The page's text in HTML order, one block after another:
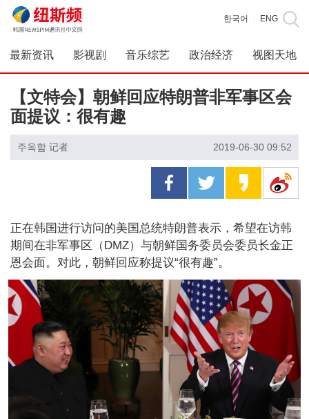
한국어 ENG
最新资讯 影视剧 音乐综艺 政治经济 视图天地
【文特会】朝鲜回应特朗普非军事区会
面提议：很有趣
주옥함 记者 2019-06-30 09:52
正在韩国进行访问的美国总统特朗普表示，希望在访韩
期间在非军事区（DMZ）与朝鲜国务委员会委员长金正
恩会面。对此，朝鲜回应称提议“很有趣”。